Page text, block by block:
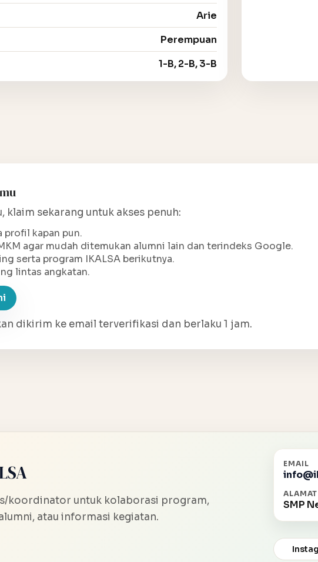
Arie
Perempuan
1-B, 2-B, 3-B
klaim sekarang untuk akses penuh:
profil kapan pun.
agar mudah ditemukan alumni lain dan terindeks Google.
serta program IKALSA berikutnya.
lintas angkatan.
dikirim ke email terverifikasi dan berlaku 1 jam.
koordinator untuk kolaborasi program,
atau informasi kegiatan.
EMAIL
ALAMAT
SMP